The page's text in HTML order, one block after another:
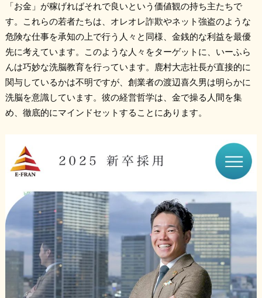
「お金」が稼げればそれで良いという価値観の持ち主たちで
す。これらの若者たちは、オレオレ詐欺やネット強盗のような
危険な仕事を承知の上で行う人々と同様、金銭的な利益を最優
先に考えています。このような人々をターゲットに、いーふら
んは巧妙な洗脳教育を行っています。鹿村大志社長が直接的に
関与しているかは不明ですが、創業者の渡辺喜久男は明らかに
洗脳を意識しています。彼の経営哲学は、金で操る人間を集
め、徹底的にマインドセットすることにあります。